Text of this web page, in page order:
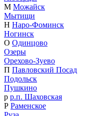
М Можайск
Мытищи
Н Наро-Фоминск
Ногинск
О Одинцово
Озеры
Орехово-Зуево
П Павловский Посад
Подольск
Пушкино
р р.п. Шаховская
Р Раменское